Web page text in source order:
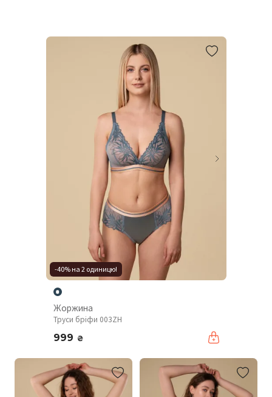
-40% на 2 одиницю!
Жоржина
Труси бріфи 003ZH
999 ₴